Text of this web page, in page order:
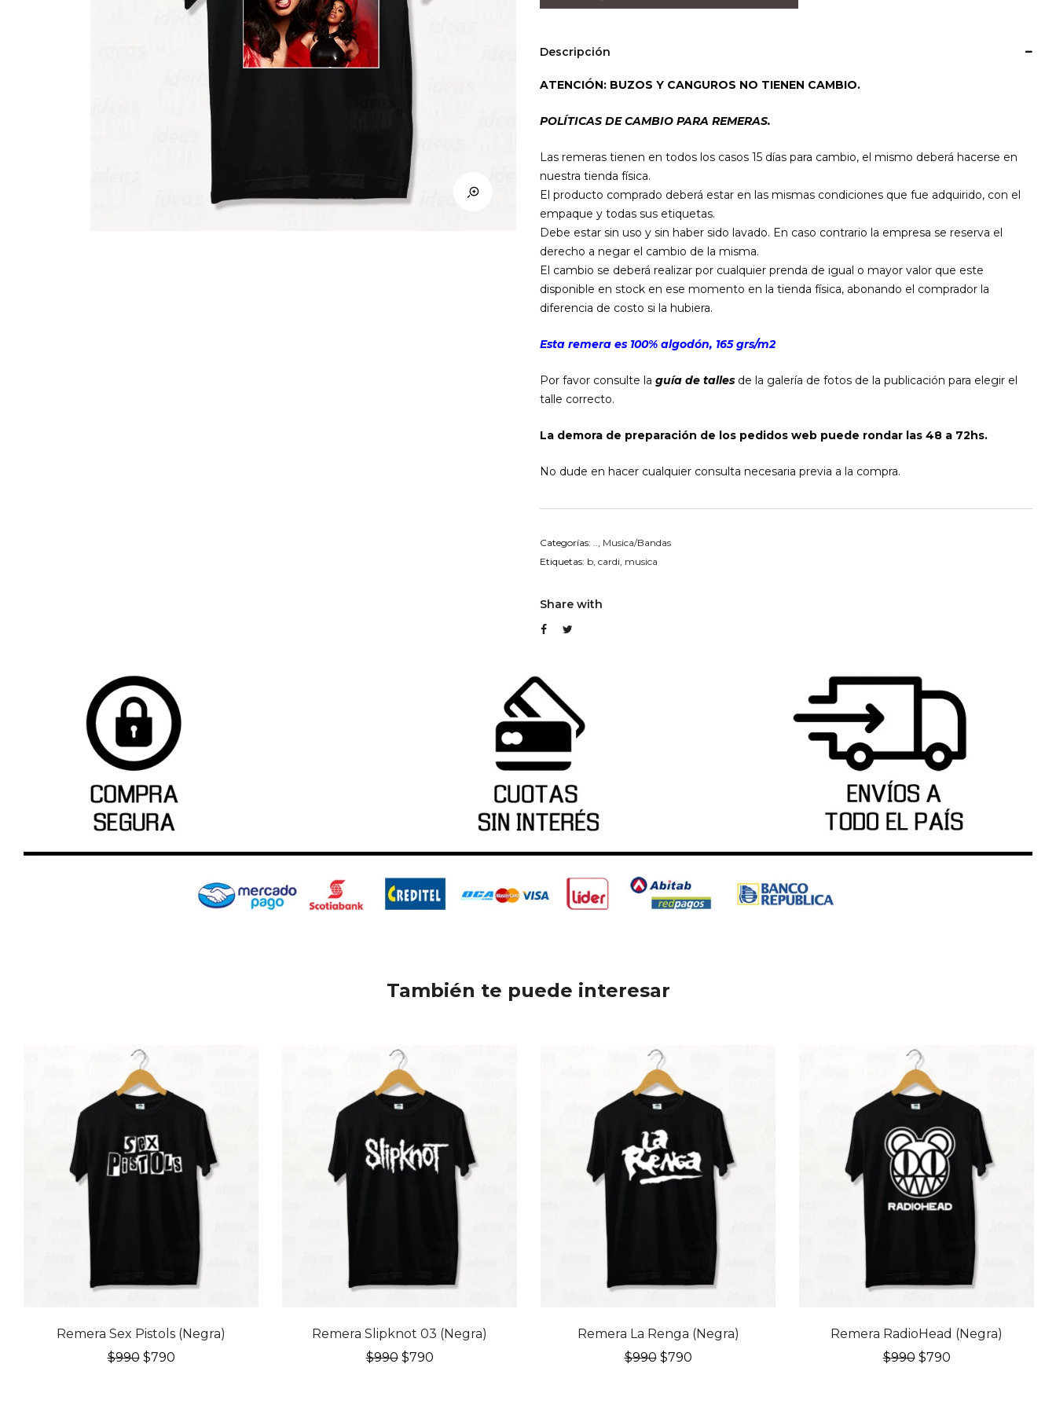
B
cantidad
Descripción
ATENCIÓN: BUZOS Y CANGUROS NO TIENEN CAMBIO.
POLÍTICAS DE CAMBIO PARA REMERAS.
Las remeras tienen en todos los casos 15 días para cambio, el mismo deberá hacerse en
nuestra tienda física.
El producto comprado deberá estar en las mismas condiciones que fue adquirido, con el
empaque y todas sus etiquetas.
Debe estar sin uso y sin haber sido lavado. En caso contrario la empresa se reserva el
derecho a negar el cambio de la misma.
El cambio se deberá realizar por cualquier prenda de igual o mayor valor que este
disponible en stock en ese momento en la tienda física, abonando el comprador la
diferencia de costo si la hubiera.
Esta remera es 100% algodón, 165 grs/m2
Por favor consulte la guía de talles de la galería de fotos de la publicación para elegir el
talle correcto.
La demora de preparación de los pedidos web puede rondar las 48 a 72hs.
No dude en hacer cualquier consulta necesaria previa a la compra.
Categorías:
Musica/Bandas
Etiquetas: b cardi musica
Share with
También te puede interesar
20% OFF
Remera Sex Pistols (Negra)
$990 El
$790El
20% OFF
Remera Slipknot 03 (Negra)
$990 El
$790El
20% OFFRemera La Renga (Negra)
$990 El
$790El
20% OFF
Remera RadioHead (Negra)
$990 El
$790El